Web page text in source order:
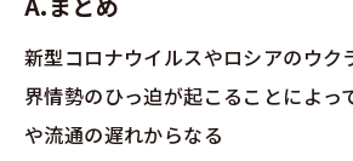
新型コロナウイルスやロシアのウク
界情勢のひっ迫が起こることによっ
や流通の遅れからなる